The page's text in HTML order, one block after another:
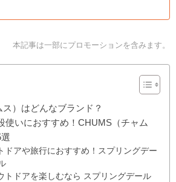
本記事は一部にプロモーションを含みます。
）はどんなブランド？
使いにおすすめ！CHUMS（チャム
ドアや旅行におすすめ！スプリングデー
トドアを楽しむなら スプリングデール